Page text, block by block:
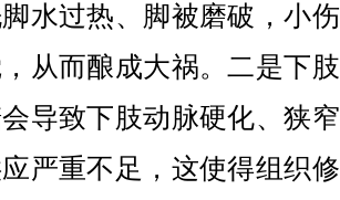
水过热、脚被磨破，小
从而酿成大祸。二是下
导致下肢动脉硬化、狭
严重不足，这使得组织